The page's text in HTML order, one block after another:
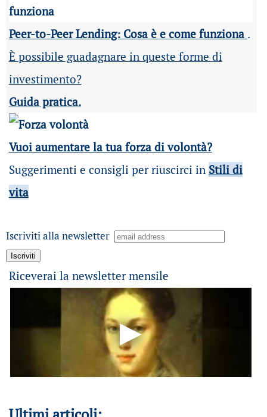
Peer-to-Peer Lending: Cosa è e come funziona .
È possibile guadagnare in queste forme di
investimento?
Guida pratica.
Vuoi aumentare la tua forza di volontà?
Suggerimenti e consigli per riuscirci in Stili di
vita
Iscriviti alla newsletter
Riceverai la newsletter mensile